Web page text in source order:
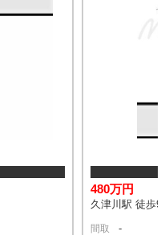
480万円
久津川駅 徒歩
間取 -